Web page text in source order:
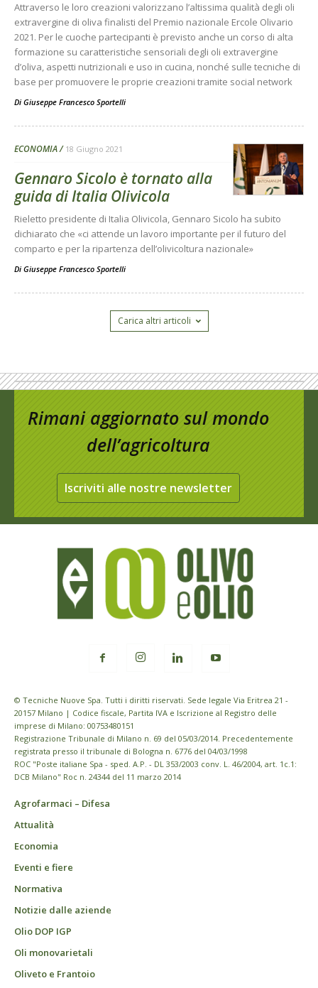
Attraverso le loro creazioni valorizzano l’altissima qualità degli oli
extravergine di oliva finalisti del Premio nazionale Ercole Olivario
2021. Per le cuoche partecipanti è previsto anche un corso di alta
formazione su caratteristiche sensoriali degli oli extravergine
d’oliva, aspetti nutrizionali e uso in cucina, nonché sulle tecniche di
base per promuovere le proprie creazioni tramite social network
Di Giuseppe Francesco Sportelli
ECONOMIA 18 Giugno 2021
Gennaro Sicolo è tornato alla
guida di Italia Olivicola
Rieletto presidente di Italia Olivicola, Gennaro Sicolo ha subito
dichiarato che «ci attende un lavoro importante per il futuro del
comparto e per la ripartenza dell’olivicoltura nazionale»
Di Giuseppe Francesco Sportelli
Carica altri articoli
Rimani aggiornato sul mondo
dell’agricoltura
Iscriviti alle nostre newsletter
© Tecniche Nuove Spa. Tutti i diritti riservati. Sede legale Via Eritrea 21 -
20157 Milano | Codice fiscale, Partita IVA e Iscrizione al Registro delle
imprese di Milano: 00753480151
Registrazione Tribunale di Milano n. 69 del 05/03/2014. Precedentemente
registrata presso il tribunale di Bologna n. 6776 del 04/03/1998
ROC "Poste italiane Spa - sped. A.P. - DL 353/2003 conv. L. 46/2004, art. 1c.1:
DCB Milano" Roc n. 24344 del 11 marzo 2014
Agrofarmaci – Difesa
Attualità
Economia
Eventi e fiere
Normativa
Notizie dalle aziende
Olio DOP IGP
Oli monovarietali
Oliveto e Frantoio